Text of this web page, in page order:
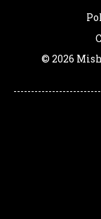
© 2026